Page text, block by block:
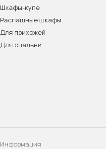
Шкафы-купе
Распашные шкафы
Для прихожей
Для спальни
Информация